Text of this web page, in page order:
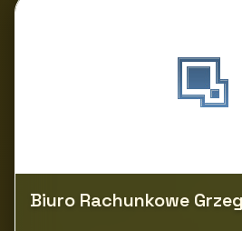
Biuro Rachunkowe